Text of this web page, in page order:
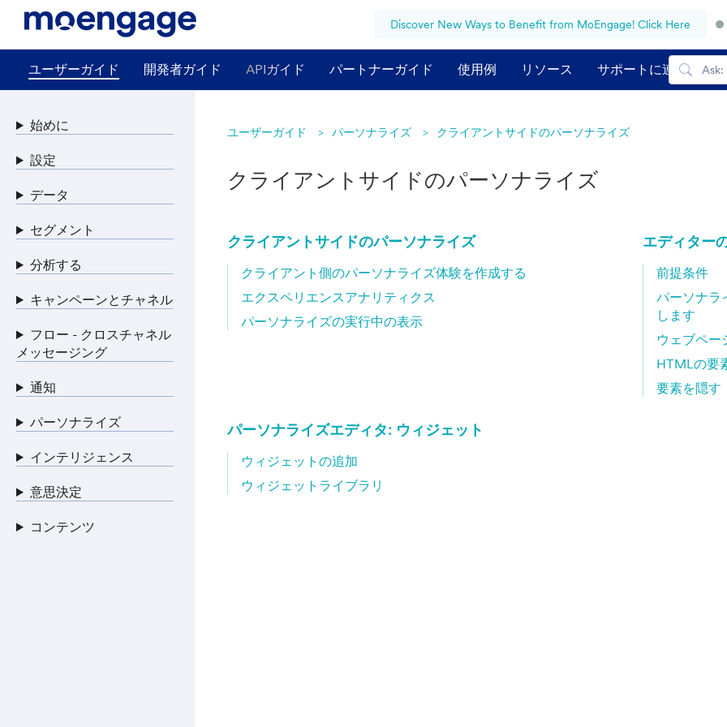
Discover New Ways to Benefit from MoEngage! Click Here
ユーザーガイド 開発者ガイド APIガイド パートナーガイド 使用例 リソース サポートに連絡する
ユーザーガイド パーソナライズ クライアントサイドのパーソナライズ
クライアントサイドのパーソナライズ
クライアントサイドのパーソナライズ
クライアント側のパーソナライズ体験を作成する
エクスペリエンスアナリティクス
パーソナライズの実行中の表示
エディター
前提条件
パーソナラ
します
ウェブペー
HTMLの要
要素を隠す
パーソナライズエディタ: ウィジェット
ウィジェットの追加
ウィジェットライブラリ
始めに
設定
データ
セグメント
分析する
キャンペーンとチャネル
フロー - クロスチャネル
メッセージング
通知
パーソナライズ
インテリジェンス
意思決定
コンテンツ